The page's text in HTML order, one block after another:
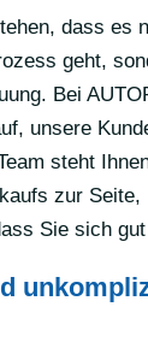
dass es
geht,
Bei
unsere
steht
zur Seite,
Sie sich